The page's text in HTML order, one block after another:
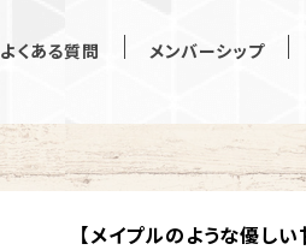
よくある質問 メンバーシップ
【メイプルのような優し